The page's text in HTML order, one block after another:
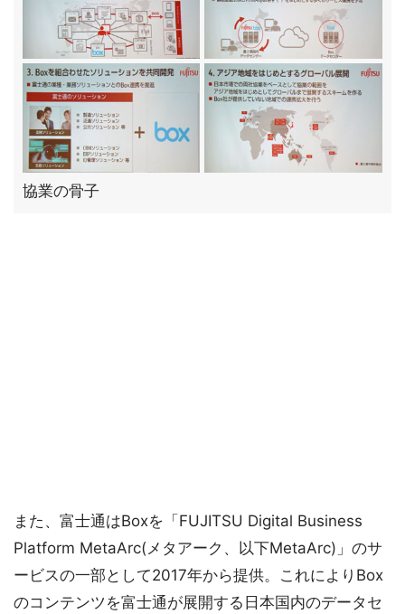
協業の骨子
また、富士通はBoxを「FUJITSU Digital Business
Platform MetaArc(メタアーク、以下MetaArc)」のサ
ービスの一部として2017年から提供。これによりBox
のコンテンツを富士通が展開する日本国内のデータセ